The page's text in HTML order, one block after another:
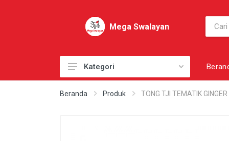
Mega Swalayan
AKSESORI
Kategori
Beranda Produk TONG TJI TEMATIK